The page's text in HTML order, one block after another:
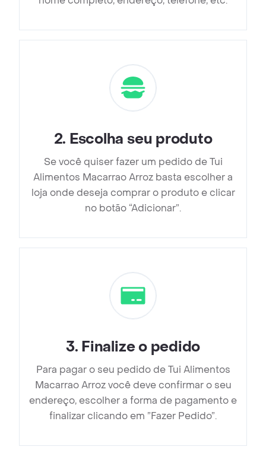
2. Escolha seu produto
Se você quiser fazer um pedido de Tui
Alimentos Macarrao Arroz basta escolher a
loja onde deseja comprar o produto e clicar
no botão “Adicionar”.
3. Finalize o pedido
Para pagar o seu pedido de Tui Alimentos
Macarrao Arroz você deve confirmar o seu
endereço, escolher a forma de pagamento e
finalizar clicando em ”Fazer Pedido”.